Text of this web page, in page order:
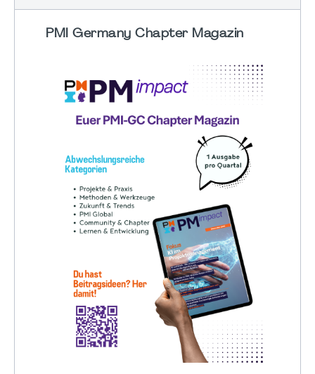
PMI Germany Chapter Magazin